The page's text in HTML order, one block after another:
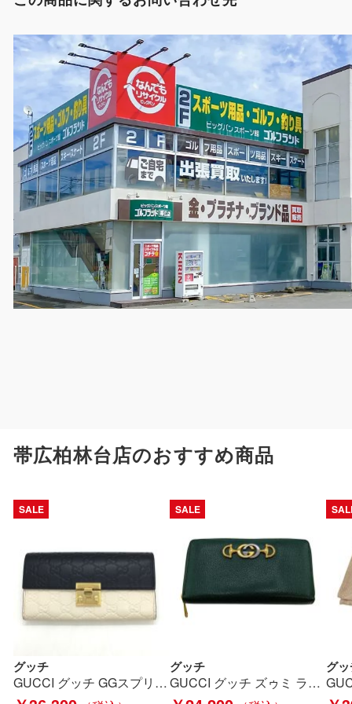
帯広柏林台店のおすすめ商品
SALE
グッチ
GUCCI グッチ GGスプリーム チェーンウォレット 453506 ブラック×ホワイト Bランク
SALE
グッチ
GUCCI グッチ ズゥミ ラウンドファスナー 長財布 570661 1147 グリーン Bランク
グ